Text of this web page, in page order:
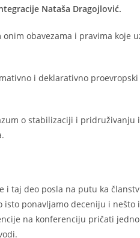
Nataša Dragojlović.
obavezama i pravima koje
i deklarativno proevropski
o stabilizaciji i pridruživanju
i taj deo posla na putu ka
ponavljamo deceniju i nešto
na konferenciju pričati